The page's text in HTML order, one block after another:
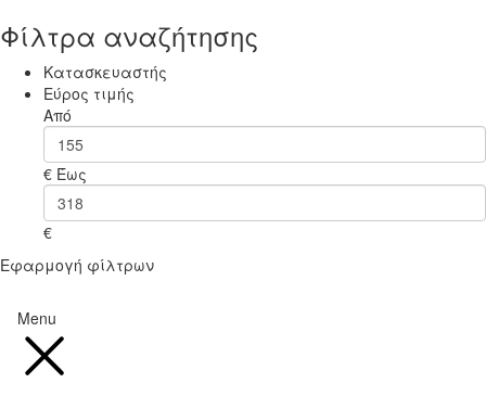
Φίλτρα αναζήτησης
Κατασκευαστής
Εύρος τιμής
Από
€ Έως
€
Εφαρμογή φίλτρων
Menu